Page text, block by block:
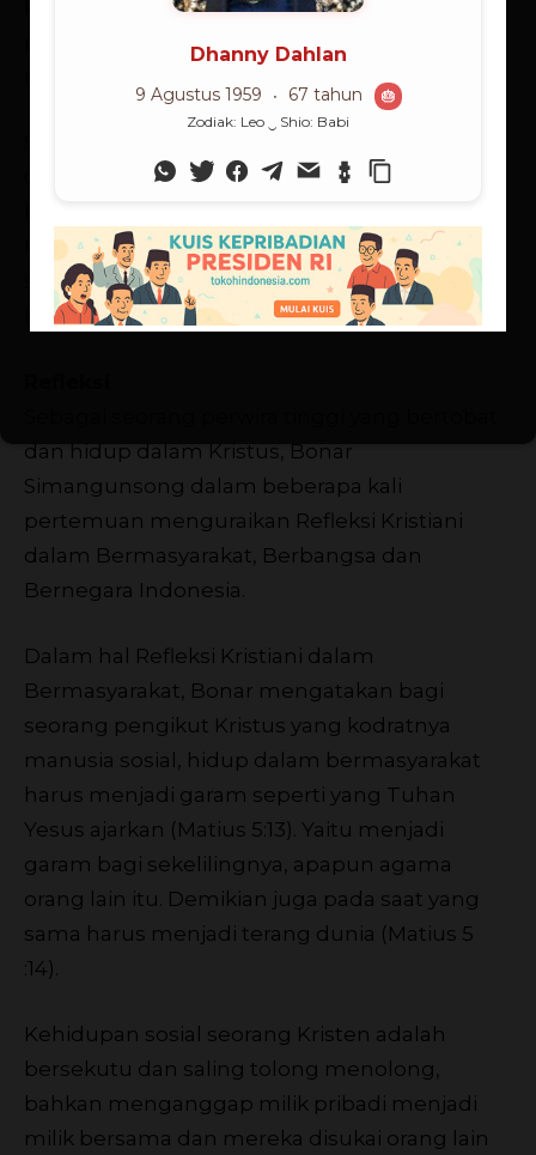
kepada anak-anak dan siapapun, bahwa
proses belajar tidak pernah berhenti sampai
GBI dan membantuMenteriKelautan dan
Penyusunan Sistem Hukum Kristiani dan
sebagai Widyaiswara bagi Diklat
kepemimpinan TK II serta SPAMEN.
dan hidup dalam Kristus, Bonar
Simangunsong dalam beberapa kali
pertemuan menguraikan Refleksi Kristiani
dalam Bermasyarakat, Berbangsa dan
Bernegara Indonesia.
Dalam hal Refleksi Kristiani dalam
Bermasyarakat, Bonar mengatakan bagi
seorang pengikut Kristus yang kodratnya
manusia sosial, hidup dalam bermasyarakat
harus menjadi garam seperti yang Tuhan
Yesus ajarkan (Matius 5:13). Yaitu menjadi
garam bagi sekelilingnya, apapun agama
orang lain itu. Demikian juga pada saat yang
sama harus menjadi terang dunia (Matius 5
:14).
Kehidupan sosial seorang Kristen adalah
bersekutu dan saling tolong menolong,
bahkan menganggap milik pribadi menjadi
milik bersama dan mereka disukai orang lain